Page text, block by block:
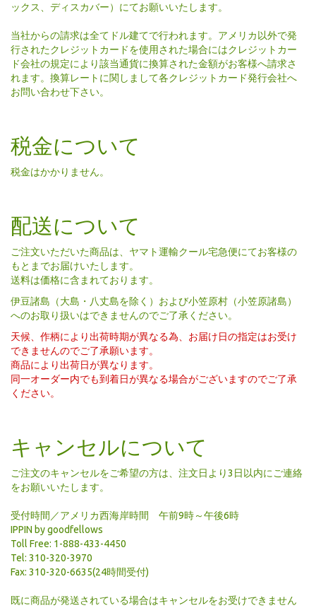
ックス、ディスカバー）にてお願いいたします。
当社からの請求は全てドル建てで行われます。アメリカ以外で発
行されたクレジットカードを使用された場合にはクレジットカー
ド会社の規定により該当通貨に換算された金額がお客様へ請求さ
れます。換算レートに関しまして各クレジットカード発行会社へ
お問い合わせ下さい。
税金について
税金はかかりません。
配送について
ご注文いただいた商品は、ヤマト運輸クール宅急便にてお客様の
もとまでお届けいたします。
送料は価格に含まれております。
伊豆諸島（大島・八丈島を除く）および小笠原村（小笠原諸島）
へのお取り扱いはできませんのでご了承ください。
天候、作柄により出荷時期が異なる為、お届け日の指定はお受け
できませんのでご了承願います。
商品により出荷日が異なります。
同一オーダー内でも到着日が異なる場合がございますのでご了承
ください。
キャンセルについて
ご注文のキャンセルをご希望の方は、注文日より3日以内にご連絡
をお願いいたします。
受付時間／アメリカ西海岸時間 午前9時～午後6時
IPPIN by goodfellows
Toll Free: 1-888-433-4450
Tel: 310-320-3970
Fax: 310-320-6635(24時間受付)
既に商品が発送されている場合はキャンセルをお受けできません